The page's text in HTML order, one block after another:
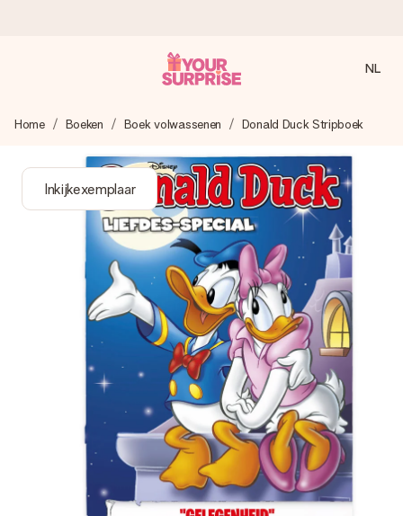
We maken jouw cadeau met zorg en zorgen dat het
het juiste moment, wanneer het het meeste betekent.
4,8 (gebaseerd op +8.000 reviews)
Onze cadeaus worden gewaardeerd. Klanten beoordelen
ons met een 4,7 op Google Reviews
Gratis wenskaartje
Je maakt in een paar stappen iets unieks – met haar naam,
jullie foto of een boodschap die raakt. Zonder gedoe, maar
met alle aandacht voor het moment.
NL
Home Boeken Boek volwassenen Donald Duck Stripboek
Inkijkexemplaar